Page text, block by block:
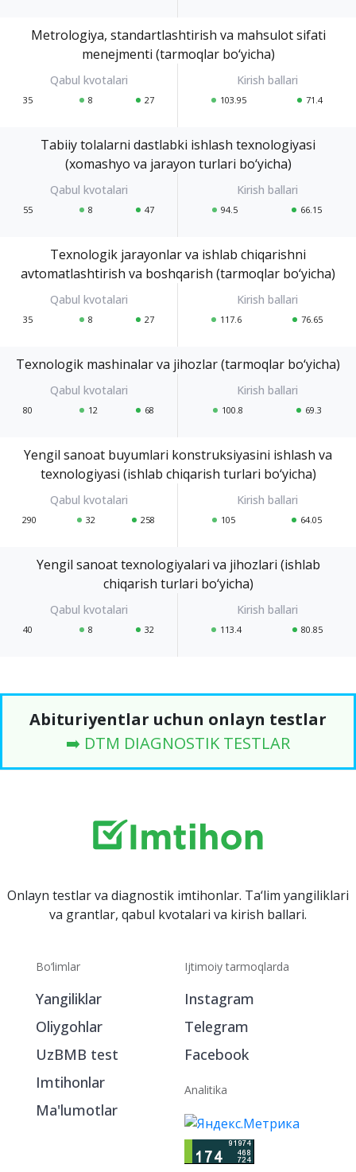
Metrologiya, standartlashtirish va mahsulot sifati
menejmenti (tarmoqlar bo‘yicha)
35 8 27 103.95 71.4
Tabiiy tolalarni dastlabki ishlash texnologiyasi
(xomashyo va jarayon turlari bo‘yicha)
55 8 47 94.5 66.15
Texnologik jarayonlar va ishlab chiqarishni
avtomatlashtirish va boshqarish (tarmoqlar bo‘yicha)
35 8 27 117.6 76.65
Texnologik mashinalar va jihozlar (tarmoqlar bo‘yicha)
80 12 68 100.8 69.3
Yengil sanoat buyumlari konstruksiyasini ishlash va
texnologiyasi (ishlab chiqarish turlari bo‘yicha)
290 32 258 105 64.05
Yengil sanoat texnologiyalari va jihozlari (ishlab
chiqarish turlari bo‘yicha)
40 8 32 113.4 80.85
Abituriyentlar uchun onlayn testlar
➡️ DTM DIAGNOSTIK TESTLAR
Onlayn testlar va diagnostik imtihonlar. Ta‘lim yangiliklari
va grantlar, qabul kvotalari va kirish ballari.
Bo‘limlar
Yangiliklar
Oliygohlar
UzBMB test
Imtihonlar
Ma'lumotlar
Ijtimoiy tarmoqlarda
Instagram
Telegram
Facebook
Analitika